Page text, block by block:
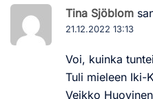
Tina Sjöblom
21.12.2022 13:13
Voi, kuinka
Tuli mieleen Iki-
Veikko